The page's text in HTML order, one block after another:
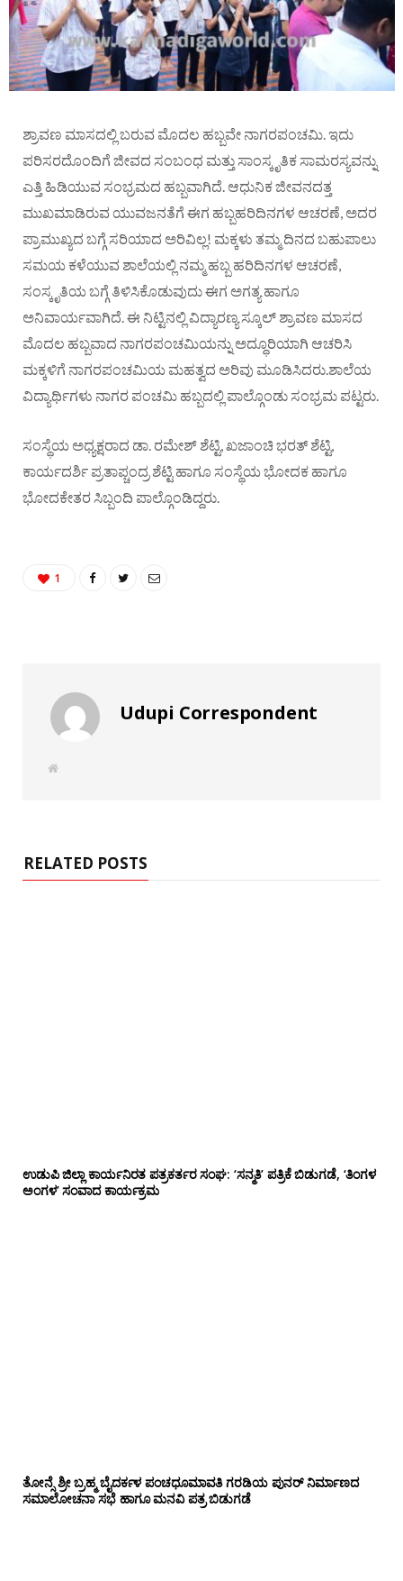
ಶ್ರಾವಣ ಮಾಸದಲ್ಲಿ ಬರುವ ಮೊದಲ ಹಬ್ಬವೇ ನಾಗರಪಂಚಮಿ. ಇದು
ಪರಿಸರದೊಂದಿಗೆ ಜೀವದ ಸಂಬಂಧ ಮತ್ತು ಸಾಂಸ್ಕೃತಿಕ ಸಾಮರಸ್ಯವನ್ನು
ಎತ್ತಿ ಹಿಡಿಯುವ ಸಂಭ್ರಮದ ಹಬ್ಬವಾಗಿದೆ. ಆಧುನಿಕ ಜೀವನದತ್ತ
ಮುಖಮಾಡಿರುವ ಯುವಜನತೆಗೆ ಈಗ ಹಬ್ಬಹರಿದಿನಗಳ ಆಚರಣೆ, ಅದರ
ಪ್ರಾಮುಖ್ಯದ ಬಗ್ಗೆ ಸರಿಯಾದ ಅರಿವಿಲ್ಲ! ಮಕ್ಕಳು ತಮ್ಮ ದಿನದ ಬಹುಪಾಲು
ಸಮಯ ಕಳೆಯುವ ಶಾಲೆಯಲ್ಲಿ ನಮ್ಮ ಹಬ್ಬ ಹರಿದಿನಗಳ ಆಚರಣೆ,
ಸಂಸ್ಕೃತಿಯ ಬಗ್ಗೆ ತಿಳಿಸಿಕೊಡುವುದು ಈಗ ಅಗತ್ಯ ಹಾಗೂ
ಅನಿವಾರ್ಯವಾಗಿದೆ. ಈ ನಿಟ್ಟಿನಲ್ಲಿ ವಿದ್ಯಾರಣ್ಯ ಸ್ಕೂಲ್ ಶ್ರಾವಣ ಮಾಸದ
ಮೊದಲ ಹಬ್ಬವಾದ ನಾಗರಪಂಚಮಿಯನ್ನು ಅದ್ಧೂರಿಯಾಗಿ ಆಚರಿಸಿ
ಮಕ್ಕಳಿಗೆ ನಾಗರಪಂಚಮಿಯ ಮಹತ್ವದ ಅರಿವು ಮೂಡಿಸಿದರು.ಶಾಲೆಯ
ವಿದ್ಯಾರ್ಥಿಗಳು ನಾಗರ ಪಂಚಮಿ ಹಬ್ಬದಲ್ಲಿ ಪಾಲ್ಗೊಂಡು ಸಂಭ್ರಮ ಪಟ್ಟರು.
ಸಂಸ್ಥೆಯ ಅಧ್ಯಕ್ಷರಾದ ಡಾ. ರಮೇಶ್ ಶೆಟ್ಟಿ, ಖಜಾಂಚಿ ಭರತ್ ಶೆಟ್ಟಿ,
ಕಾರ್ಯದರ್ಶಿ ಪ್ರತಾಪ್ಚಂದ್ರ ಶೆಟ್ಟಿ ಹಾಗೂ ಸಂಸ್ಥೆಯ ಭೋದಕ ಹಾಗೂ
ಭೋದಕೇತರ ಸಿಬ್ಬಂದಿ ಪಾಲ್ಗೊಂಡಿದ್ದರು.
1
Udupi Correspondent
W
RELATED POSTS
ಉಡುಪಿ ಜಿಲ್ಲಾ ಕಾರ್ಯನಿರತ ಪತ್ರಕರ್ತರ ಸಂಘ: ‘ಸನ್ಮತಿ’ ಪತ್ರಿಕೆ ಬಿಡುಗಡೆ, ‘ತಿಂಗಳ
ಅಂಗಳ’ ಸಂವಾದ ಕಾರ್ಯಕ್ರಮ
ತೋನ್ಸೆ ಶ್ರೀ ಬ್ರಹ್ಮ ಬೈದರ್ಕಳ ಪಂಚಧೂಮಾವತಿ ಗರಡಿಯ ಪುನರ್ ನಿರ್ಮಾಣದ
ಸಮಾಲೋಚನಾ ಸಭೆ ಹಾಗೂ ಮನವಿ ಪತ್ರ ಬಿಡುಗಡೆ